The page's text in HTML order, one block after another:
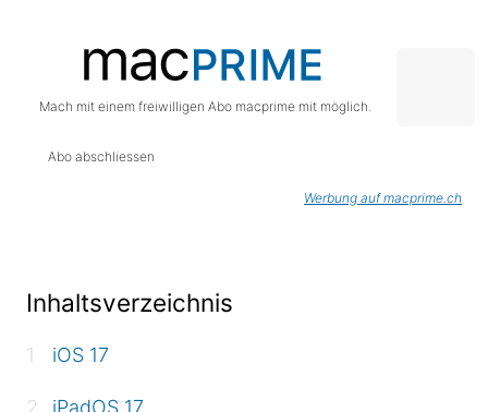
Mach mit einem freiwilligen Abo macprime mit möglich.
Abo abschliessen
Werbung auf macprime.ch
Inhaltsverzeichnis
iOS 17
iPadOS 17